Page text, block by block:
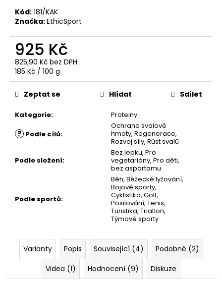
Kód: 181/KAK
Značka:EthicSport
925 Kč
825,90 Kč bez DPH
Měrná
cena:
185 Kč / 100 g
Kategorie: Proteiny
? Podle cílů:
Ochrana svalové
hmoty, Regenerace,
Rozvoj síly, Růst svalů
Podle složení:
Bez lepku, Pro
vegetariány, Pro děti,
bez aspartamu
Podle sportů:
Běh, Běžecké lyžování,
Bojové sporty,
Cyklistika, Golf,
Posilování, Tenis,
Turistika, Triatlon,
Týmové sporty
Zeptat se Hlídat Sdílet
Varianty Popis Související (4)
Podobné (2)
Videa (1)
Hodnocení (9) Diskuze